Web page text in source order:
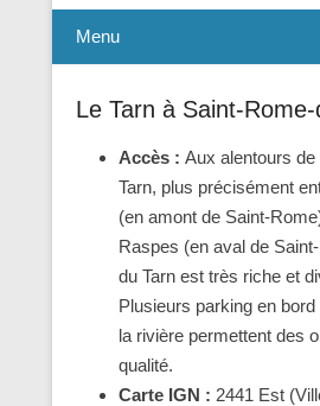
Menu
Le Tarn à Saint-Rome-
Accès : Aux alentours
Tarn, plus précisément
(en amont de Saint-
Raspes (en aval de
du Tarn est très riche et
Plusieurs parking en
la rivière permettent des
qualité.
Carte IGN : 2441 Est